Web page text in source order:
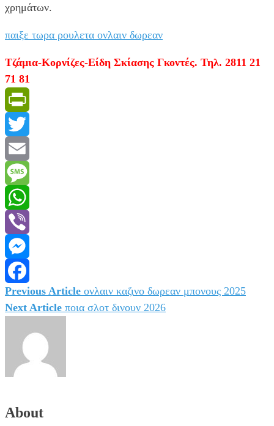
χρημάτων.
παιξε τωρα ρουλετα ονλαιν δωρεαν
Τζάμια-Κορνίζες-Είδη Σκίασης Γκοντές. Τηλ. 2811 21
71 81
PrintFriendly
Twitter
Email
Message
WhatsApp
Viber
Messenger
Facebook
Πλοήγηση
Previous Article ονλαιν καζινο δωρεαν μπονους 2025
Next Article ποια σλοτ δινουν 2026
About